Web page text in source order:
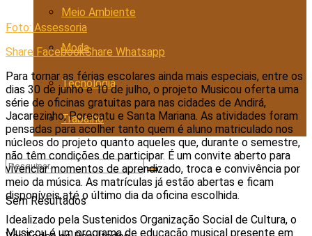
Meio Ambiente
Moda
Tecnologia
Trabalho
Sem Resultados
Foto: Assessoria
Share FacebookShare Whatsapp
Para tornar as férias escolares ainda mais especiais, entre os
dias 30 de junho e 10 de julho, o projeto Musicou oferta uma
série de oficinas gratuitas para nas cidades de Andirá,
Jacarezinho, Porecatu e Santa Mariana. As atividades foram
pensadas para acolher tanto quem é aluno matriculado nos
núcleos do projeto quanto aqueles que, durante o semestre,
não têm condições de participar. É um convite aberto para
vivenciar momentos de aprendizado, troca e convivência por
meio da música. As matrículas já estão abertas e ficam
disponíveis até o último dia da oficina escolhida.
Idealizado pela Sustenidos Organização Social de Cultura, o
Musicou é um programa de educação musical presente em